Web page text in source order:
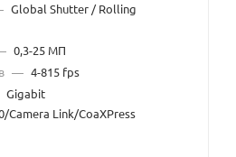
Global Shutter / Rolling
0,3-25 МП
— 4-815 fps
Gigabit
Camera Link/CoaXPress